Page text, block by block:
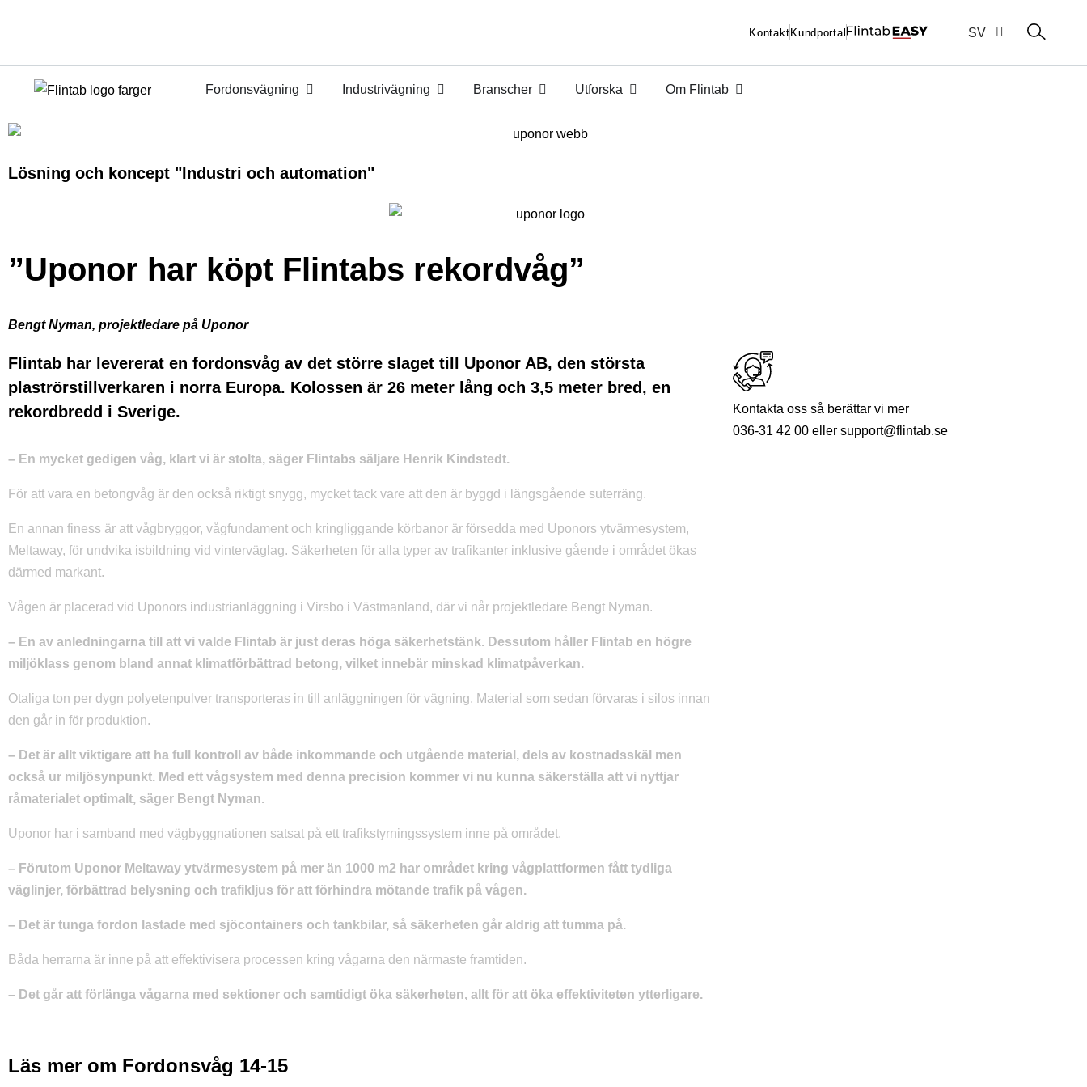
KontaktKundportal SV
EN
Fordonsvägning Industrivägning Branscher Utforska Om Flintab
Lösning och koncept "Industri och automation"
”Uponor har köpt Flintabs rekordvåg”
Bengt Nyman, projektledare på Uponor
Flintab har levererat en fordonsvåg av det större slaget till Uponor AB, den största
plaströrstillverkaren i norra Europa. Kolossen är 26 meter lång och 3,5 meter bred, en
rekordbredd i Sverige.
– En mycket gedigen våg, klart vi är stolta, säger Flintabs säljare Henrik Kindstedt.
För att vara en betongvåg är den också riktigt snygg, mycket tack vare att den är byggd i längsgående suterräng.
En annan finess är att vågbryggor, vågfundament och kringliggande körbanor är försedda med Uponors ytvärmesystem,
Meltaway, för undvika isbildning vid vinterväglag. Säkerheten för alla typer av trafikanter inklusive gående i området ökas
därmed markant.
Vågen är placerad vid Uponors industrianläggning i Virsbo i Västmanland, där vi når projektledare Bengt Nyman.
– En av anledningarna till att vi valde Flintab är just deras höga säkerhetstänk. Dessutom håller Flintab en högre
miljöklass genom bland annat klimatförbättrad betong, vilket innebär minskad klimatpåverkan.
Otaliga ton per dygn polyetenpulver transporteras in till anläggningen för vägning. Material som sedan förvaras i silos innan
den går in för produktion.
– Det är allt viktigare att ha full kontroll av både inkommande och utgående material, dels av kostnadsskäl men
också ur miljösynpunkt. Med ett vågsystem med denna precision kommer vi nu kunna säkerställa att vi nyttjar
råmaterialet optimalt, säger Bengt Nyman.
Uponor har i samband med vägbyggnationen satsat på ett trafikstyrningssystem inne på området.
– Förutom Uponor Meltaway ytvärmesystem på mer än 1000 m2 har området kring vågplattformen fått tydliga
väglinjer, förbättrad belysning och trafikljus för att förhindra mötande trafik på vågen.
– Det är tunga fordon lastade med sjöcontainers och tankbilar, så säkerheten går aldrig att tumma på.
Båda herrarna är inne på att effektivisera processen kring vågarna den närmaste framtiden.
– Det går att förlänga vågarna med sektioner och samtidigt öka säkerheten, allt för att öka effektiviteten ytterligare.
Kontakta oss så berättar vi mer
036-31 42 00 eller support@flintab.se
Läs mer om Fordonsvåg 14-15